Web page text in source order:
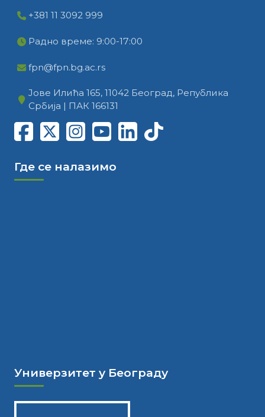
+381 11 3092 999
Радно време: 9:00-17:00
fpn@fpn.bg.ac.rs
Јове Илића 165, 11042 Београд, Република
Србија | ПАК 166131
Где се налазимо
Универзитет у Београду